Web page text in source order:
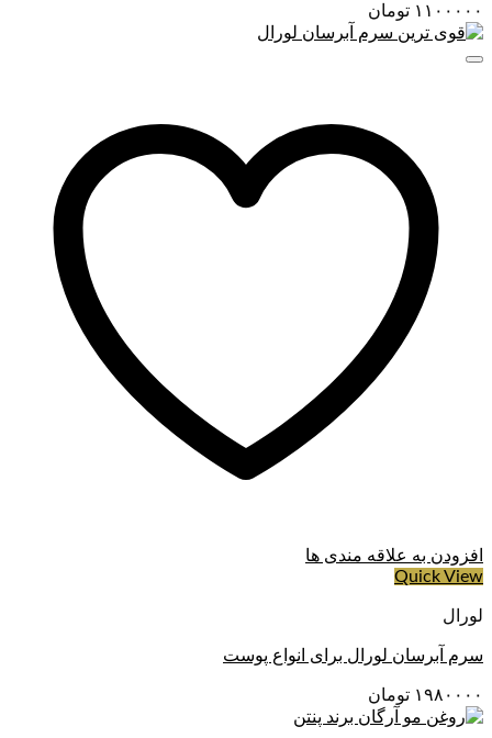
۱۱۰۰۰۰۰ تومان
افزودن به علاقه مندی ها
Quick View
لورال
سرم آبرسان لورال برای انواع پوست
۱۹۸۰۰۰۰ تومان